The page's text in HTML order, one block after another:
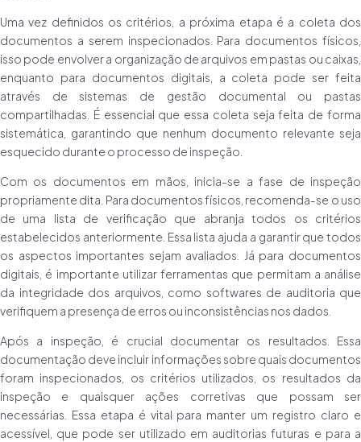
Uma vez definidos os critérios, a próxima etapa é a coleta dos
documentos a serem inspecionados. Para documentos físicos,
isso pode envolver a organização de arquivos em pastas ou caixas,
enquanto para documentos digitais, a coleta pode ser feita
através de sistemas de gestão documental ou pastas
compartilhadas. É essencial que essa coleta seja feita de forma
sistemática, garantindo que nenhum documento relevante seja
esquecido durante o processo de inspeção.
Com os documentos em mãos, inicia-se a fase de inspeção
propriamente dita. Para documentos físicos, recomenda-se o uso
de uma lista de verificação que abranja todos os critérios
estabelecidos anteriormente. Essa lista ajuda a garantir que todos
os aspectos importantes sejam avaliados. Já para documentos
digitais, é importante utilizar ferramentas que permitam a análise
da integridade dos arquivos, como softwares de auditoria que
verifiquem a presença de erros ou inconsistências nos dados.
Após a inspeção, é crucial documentar os resultados. Essa
documentação deve incluir informações sobre quais documentos
foram inspecionados, os critérios utilizados, os resultados da
inspeção e quaisquer ações corretivas que possam ser
necessárias. Essa etapa é vital para manter um registro claro e
acessível, que pode ser utilizado em auditorias futuras e para a